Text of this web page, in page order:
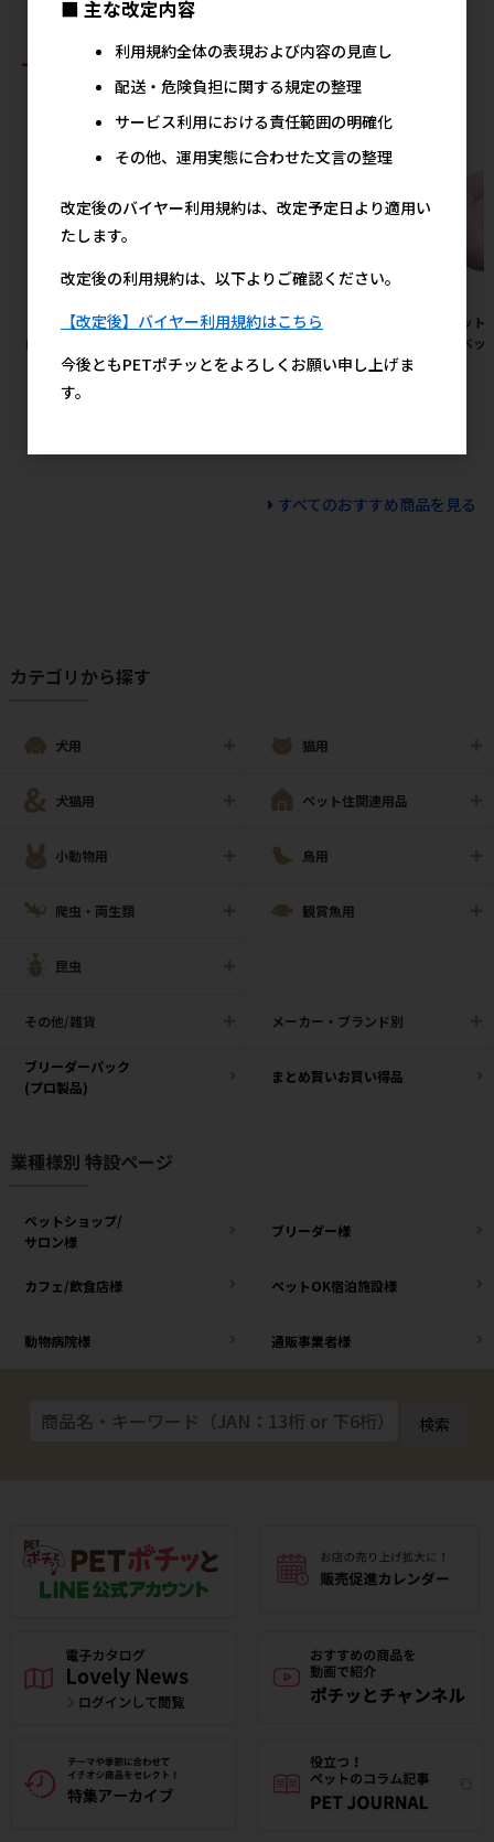
おすすめ商品
［ペットプロジャパン］おさん
ぽ用エチケットパック 110枚入
【8月特価】
［ペッツルート］カシャカシャ
参考上代 380円
［ペッ
イフベ
すべてのおすすめ商品を見る
カテゴリから探す
犬用 猫用
犬猫用 ペット住関連用品
小動物用 鳥用
爬虫・両生類 観賞魚用
昆虫
その他/雑貨 メーカー・ブランド別
ブリーダーパック
(プロ製品)
まとめ買いお買い得品
業種様別 特設ページ
ペットショップ/
サロン様
ブリーダー様
カフェ/飲食店様 ペットOK宿泊施設様
動物病院様 通販事業者様
検索
■ 主な改定内容
利用規約全体の表現および内容の見直し
配送・危険負担に関する規定の整理
サービス利用における責任範囲の明確化
その他、運用実態に合わせた文言の整理
改定後のバイヤー利用規約は、改定予定日より適用い
たします。
改定後の利用規約は、以下よりご確認ください。
【改定後】バイヤー利用規約はこちら
今後ともPETポチッとをよろしくお願い申し上げま
す。